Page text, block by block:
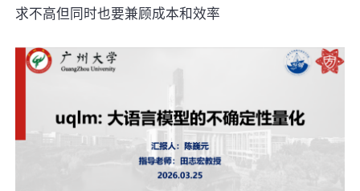
求不高但同时也要兼顾成本和效率